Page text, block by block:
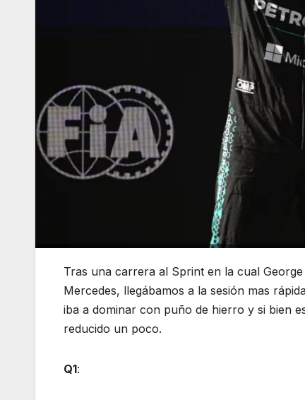
Tras una carrera al Sprint en la cual
Mercedes, llegábamos a la sesión mas
iba a dominar con puño de hierro y si bien
reducido un poco.
Q1: